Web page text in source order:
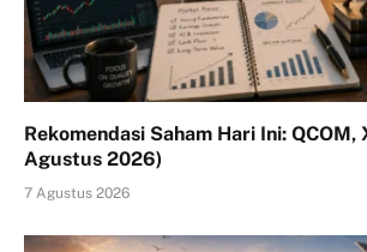
Rekomendasi Saham Hari Ini: QCOM,
Agustus 2026)
7 Agustus 2026